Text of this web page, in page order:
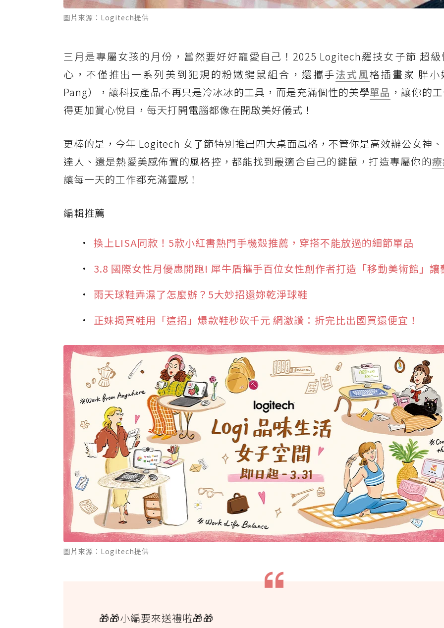
圖片來源：Logitech提供
三月是專屬女孩的月份，當然要好好寵愛自己！2025 Logitech羅技女子節 超
心，不僅推出一系列美到犯規的粉嫩鍵鼠組合，還攜手法式風格插畫家 胖小
Pang），讓科技產品不再只是冷冰冰的工具，而是充滿個性的美學單品 ，讓你的
得更加賞心悅目，每天打開電腦都像在開啟美好儀式！
更棒的是，今年 Logitech 女子節特別推出四大桌面風格，不管你是高效辦公女神
達人、還是熱愛美感佈置的風格控，都能找到最適合自己的鍵鼠，打造專屬你的
讓每一天的工作都充滿靈感！
編輯推薦
換上LISA同款！5款小紅書熱門手機殼推薦，穿搭不能放過的細節單品
3.8 國際女性月優惠開跑! 犀牛盾攜手百位女性創作者打造「移動美術館」讓
雨天球鞋弄濕了怎麼辦？5大妙招還妳乾淨球鞋
正妹揭買鞋用「這招」爆款鞋秒砍千元 網激讚：折完比出國買還便宜！
圖片來源：Logitech提供
🎁🎁小編要來送禮啦🎁🎁